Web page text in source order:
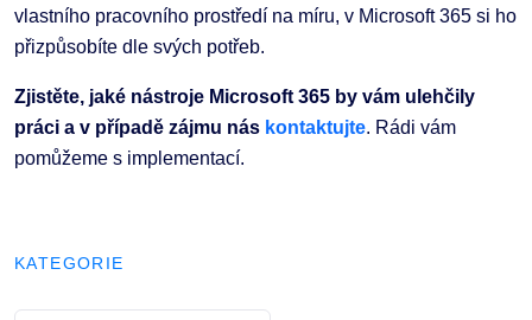
vlastního pracovního prostředí na míru, v Microsoft 365 si ho
přizpůsobíte dle svých potřeb.
Zjistěte, jaké nástroje Microsoft 365 by vám ulehčily
práci a v případě zájmu nás kontaktujte. Rádi vám
pomůžeme s implementací.
KATEGORIE